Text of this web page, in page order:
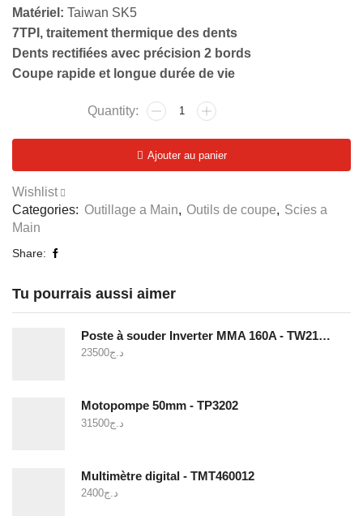
Matériel: Taiwan SK5
7TPI, traitement thermique des dents
Dents rectifiées avec précision 2 bords
Coupe rapide et longue durée de vie
quantité
à
-
Ajouter au panier
Wishlist
Categories: Outillage a Main, Outils de coupe, Scies a
Main
Share:
Tu pourrais aussi aimer
Poste à souder Inverter MMA 160A - TW21605
د.ج23500
Motopompe 50mm - TP3202
د.ج31500
Multimètre digital - TMT460012
د.ج2400